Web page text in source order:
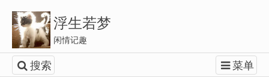
浮生若梦
闲情记趣
搜索 菜单